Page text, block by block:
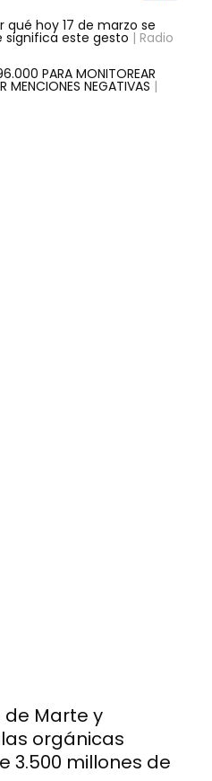
qué hoy 17 de marzo se
significa este gesto | Radio
PARA MONITOREAR
MENCIONES NEGATIVAS |
de Marte y
orgánicas
3.500 millones de